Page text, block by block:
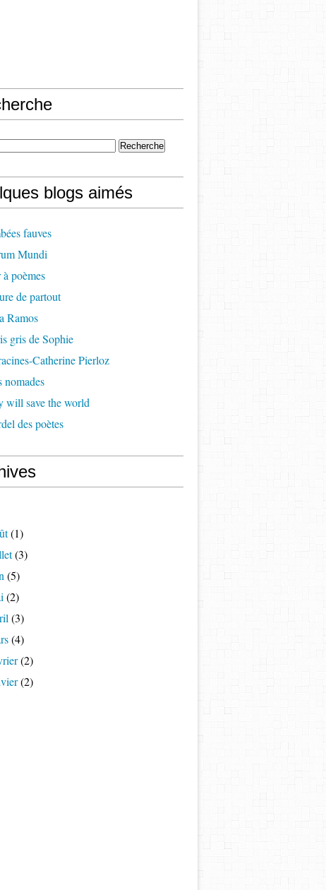
blogs aimés
fauves
Mundi
poèmes
de partout
Ramos
gris de Sophie
Catherine Pierloz
nomades
will save the world
des poètes
(1)
(3)
(5)
(2)
(3)
(4)
(2)
(2)